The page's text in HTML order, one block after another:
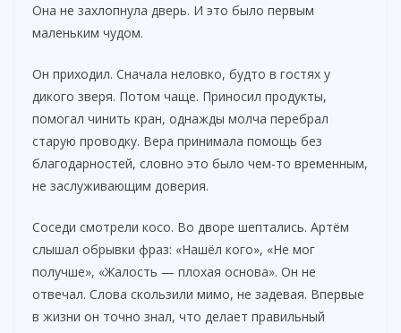
Она не захлопнула дверь. И это было первым
маленьким чудом.
Он приходил. Сначала неловко, будто в гостях у
дикого зверя. Потом чаще. Приносил продукты,
помогал чинить кран, однажды молча перебрал
старую проводку. Вера принимала помощь без
благодарностей, словно это было чем-то временным,
не заслуживающим доверия.
Соседи смотрели косо. Во дворе шептались. Артём
слышал обрывки фраз: «Нашёл кого», «Не мог
получше», «Жалость — плохая основа». Он не
отвечал. Слова скользили мимо, не задевая. Впервые
в жизни он точно знал, что делает правильный